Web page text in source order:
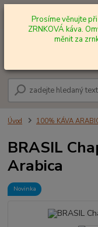
+420 602 577 209
Úvod 100% KÁVA
BRASIL
Arabica
Novinka
Prosíme věnujte
ZRNKOVÁ káva.
měnit za